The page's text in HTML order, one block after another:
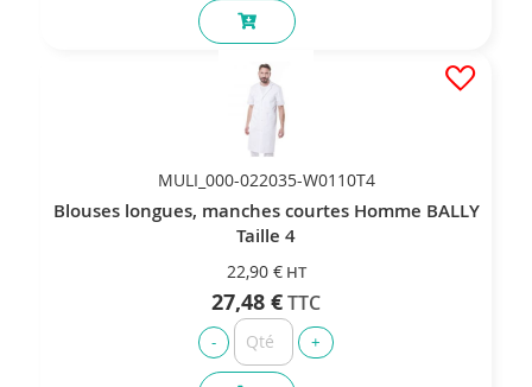
MULI_000-022035-W0110T4
Blouses longues, manches courtes Homme BALLY
Taille 4
22,90 €
27,48 €